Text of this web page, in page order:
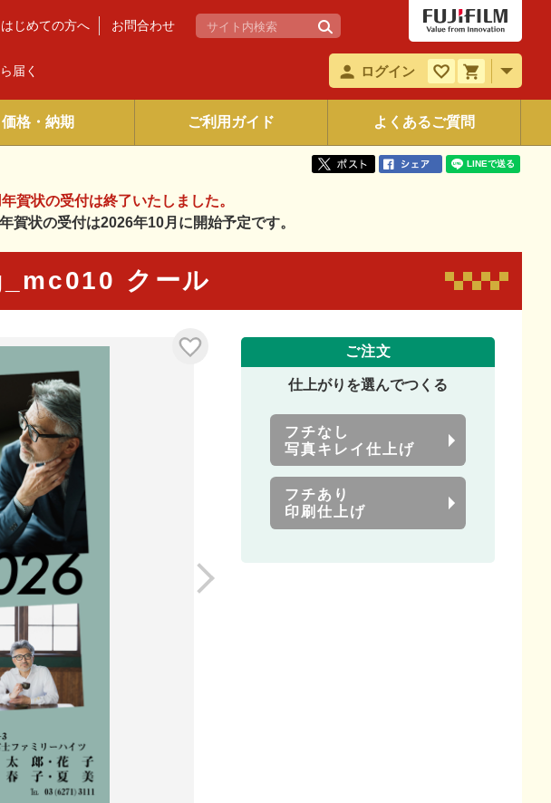
届く
はじめての方へ お問合わせ
ログイン
価格・納期 ご利用ガイド よくあるご質問
賀状の受付は終了いたしました。
賀状の受付は2026年10月に開始予定です。
クール
ご注文
仕上がりを選んでつくる
フチなし
写真キレイ仕上げ
フチあり
印刷仕上げ